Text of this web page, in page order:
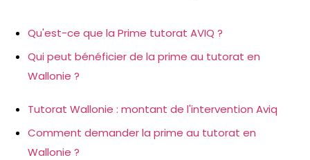
Qu'est-ce que la Prime tutorat AVIQ ?
Qui peut bénéficier de la prime au tutorat en
Wallonie ?
Tutorat Wallonie : montant de l'intervention Aviq
Comment demander la prime au tutorat en
Wallonie ?